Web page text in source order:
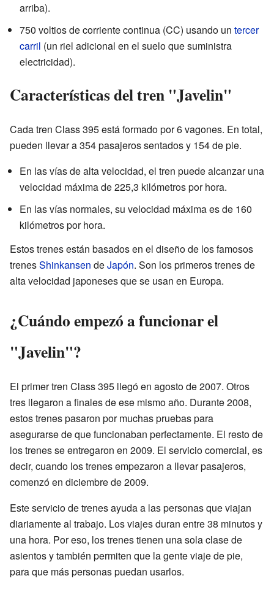
arriba).
750 voltios de corriente continua (CC) usando un tercer
carril (un riel adicional en el suelo que suministra
electricidad).
Características del tren "Javelin"
Cada tren Class 395 está formado por 6 vagones. En total,
pueden llevar a 354 pasajeros sentados y 154 de pie.
En las vías de alta velocidad, el tren puede alcanzar una
velocidad máxima de 225,3 kilómetros por hora.
En las vías normales, su velocidad máxima es de 160
kilómetros por hora.
Estos trenes están basados en el diseño de los famosos
trenesShinkansen deJapón. Son los primeros trenes de
alta velocidad japoneses que se usan en Europa.
¿Cuándo empezó a funcionar el
"Javelin"?
El primer tren Class 395 llegó en agosto de 2007. Otros
tres llegaron a finales de ese mismo año. Durante 2008,
estos trenes pasaron por muchas pruebas para
asegurarse de que funcionaban perfectamente. El resto de
los trenes se entregaron en 2009. El servicio comercial, es
decir, cuando los trenes empezaron a llevar pasajeros,
comenzó en diciembre de 2009.
Este servicio de trenes ayuda a las personas que viajan
diariamente al trabajo. Los viajes duran entre 38 minutos y
una hora. Por eso, los trenes tienen una sola clase de
asientos y también permiten que la gente viaje de pie,
para que más personas puedan usarlos.